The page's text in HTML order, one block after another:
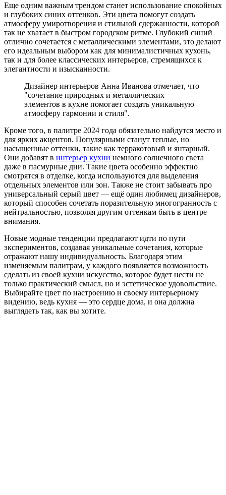
Еще одним важным трендом станет использование спокойных
и глубоких синих оттенков. Эти цвета помогут создать
атмосферу умиротворения и стильной сдержанности, которой
так не хватает в быстром городском ритме. Глубокий синий
отлично сочетается с металлическими элементами, это делают
его идеальным выбором как для минималистичных кухонь,
так и для более классических интерьеров, стремящихся к
элегантности и изысканности.
Дизайнер интерьеров Анна Иванова отмечает, что
"сочетание природных и металлических
элементов в кухне помогает создать уникальную
атмосферу гармонии и стиля".
Кроме того, в палитре 2024 года обязательно найдутся место и
для ярких акцентов. Популярными станут теплые, но
насыщенные оттенки, такие как терракотовый и янтарный.
Они добавят в интерьер кухни немного солнечного света
даже в пасмурные дни. Такие цвета особенно эффектно
смотрятся в отделке, когда используются для выделения
отдельных элементов или зон. Также не стоит забывать про
универсальный серый цвет — ещё один любимец дизайнеров,
который способен сочетать поразительную многогранность с
нейтральностью, позволяя другим оттенкам быть в центре
внимания.
Новые модные тенденции предлагают идти по пути
экспериментов, создавая уникальные сочетания, которые
отражают нашу индивидуальность. Благодаря этим
изменяемым палитрам, у каждого появляется возможность
сделать из своей кухни искусство, которое будет нести не
только практический смысл, но и эстетическое удовольствие.
Выбирайте цвет по настроению и своему интерьерному
видению, ведь кухня — это сердце дома, и она должна
выглядеть так, как вы хотите.